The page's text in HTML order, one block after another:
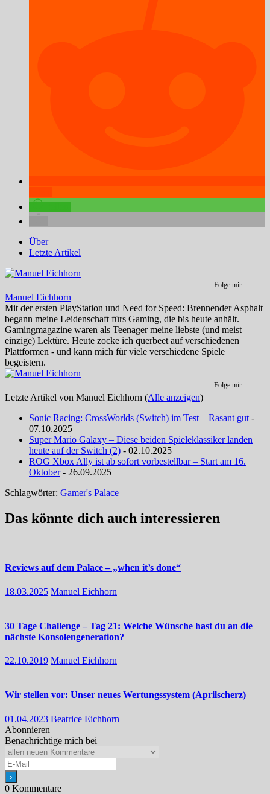
Über
Letzte Artikel
Folge mir
Manuel Eichhorn
Mit der ersten PlayStation und Need for Speed: Brennender Asphalt
begann meine Leidenschaft fürs Gaming, die bis heute anhält.
Gamingmagazine waren als Teenager meine liebste (und meist
einzige) Lektüre. Heute zocke ich querbeet auf verschiedenen
Plattformen - und kann mich für viele verschiedene Spiele
begeistern.
Folge mir
Letzte Artikel von Manuel Eichhorn (Alle anzeigen)
Sonic Racing: CrossWorlds (Switch) im Test – Rasant gut -
07.10.2025
Super Mario Galaxy – Diese beiden Spieleklassiker landen
heute auf der Switch (2) - 02.10.2025
ROG Xbox Ally ist ab sofort vorbestellbar – Start am 16.
Oktober- 26.09.2025
Schlagwörter: Gamer's Palace
Das könnte dich auch interessieren
Reviews auf dem Palace – „when it’s done“
18.03.2025 Manuel Eichhorn
30 Tage Challenge – Tag 21: Welche Wünsche hast du an die
nächste Konsolengeneration?
22.10.2019 Manuel Eichhorn
Wir stellen vor: Unser neues Wertungssystem (Aprilscherz)
01.04.2023 Beatrice Eichhorn
Abonnieren
Benachrichtige mich bei
0 Kommentare